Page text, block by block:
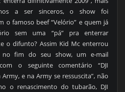
a ser sinceros, o show foi
o famoso beef “Velório” e quem já
sem uma “pá” pra enterrar
o difunto? Assim Kid Mc enterrou
no fim do seu show, um e-mail
o seguinte comentário “DJI
Army, e na Army se ressuscita”, não
o renascimento do tubarão, DJI